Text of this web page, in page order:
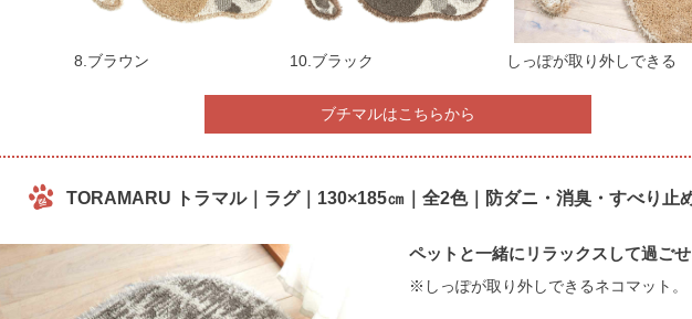
8.ブラウン 10.ブラック しっぽが取り外しできる
ブチマルはこちらから
TORAMARU トラマル｜ラグ｜130×185㎝｜全2色｜防ダニ・消臭・すべり止
ペットと一緒にリラックスして過ごせ
※しっぽが取り外しできるネコマット。